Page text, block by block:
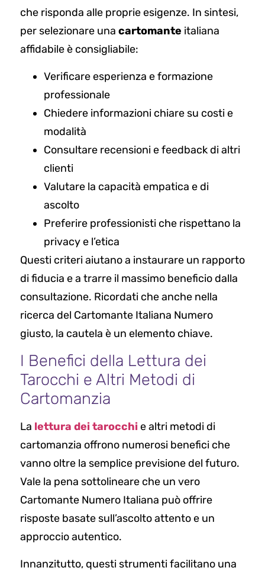
che risponda alle proprie esigenze. In sintesi,
per selezionare una cartomante italiana
affidabile è consigliabile:
Verificare esperienza e formazione
professionale
Chiedere informazioni chiare su costi e
modalità
Consultare recensioni e feedback di altri
clienti
Valutare la capacità empatica e di
ascolto
Preferire professionisti che rispettano la
privacy e l’etica
Questi criteri aiutano a instaurare un rapporto
di fiducia e a trarre il massimo beneficio dalla
consultazione. Ricordati che anche nella
ricerca del Cartomante Italiana Numero
giusto, la cautela è un elemento chiave.
I Benefici della Lettura dei
Tarocchi e Altri Metodi di
Cartomanzia
La lettura dei tarocchi e altri metodi di
cartomanzia offrono numerosi benefici che
vanno oltre la semplice previsione del futuro.
Vale la pena sottolineare che un vero
Cartomante Numero Italiana può offrire
risposte basate sull’ascolto attento e un
approccio autentico.
Innanzitutto, questi strumenti facilitano una